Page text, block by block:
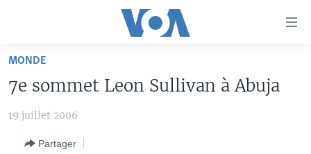
Retour
navigation
ÉTATS-UNIS
MONDE
TV
LE MONDE AUJOURD'HUI
VOA60 AFRIQUE
RADIO
LE MONDE AUJOURD'HUI
AUTRES LANGUES
MONDE
7e sommet Leon Sullivan à Abuja
19 juillet 2006
Partager